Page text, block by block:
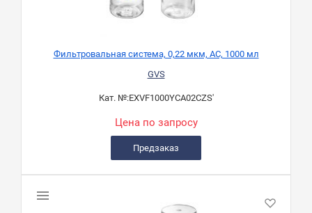
Фильтровальная система, 0,22 мкм, AC, 1000 мл
GVS
Кат. №:EXVF1000YCA02CZS'
Цена по запросу
Предзаказ